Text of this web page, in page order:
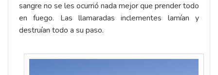
sangre no se les ocurrió nada mejor que prender todo
en fuego. Las llamaradas inclementes lamían y
destruían todo a su paso.